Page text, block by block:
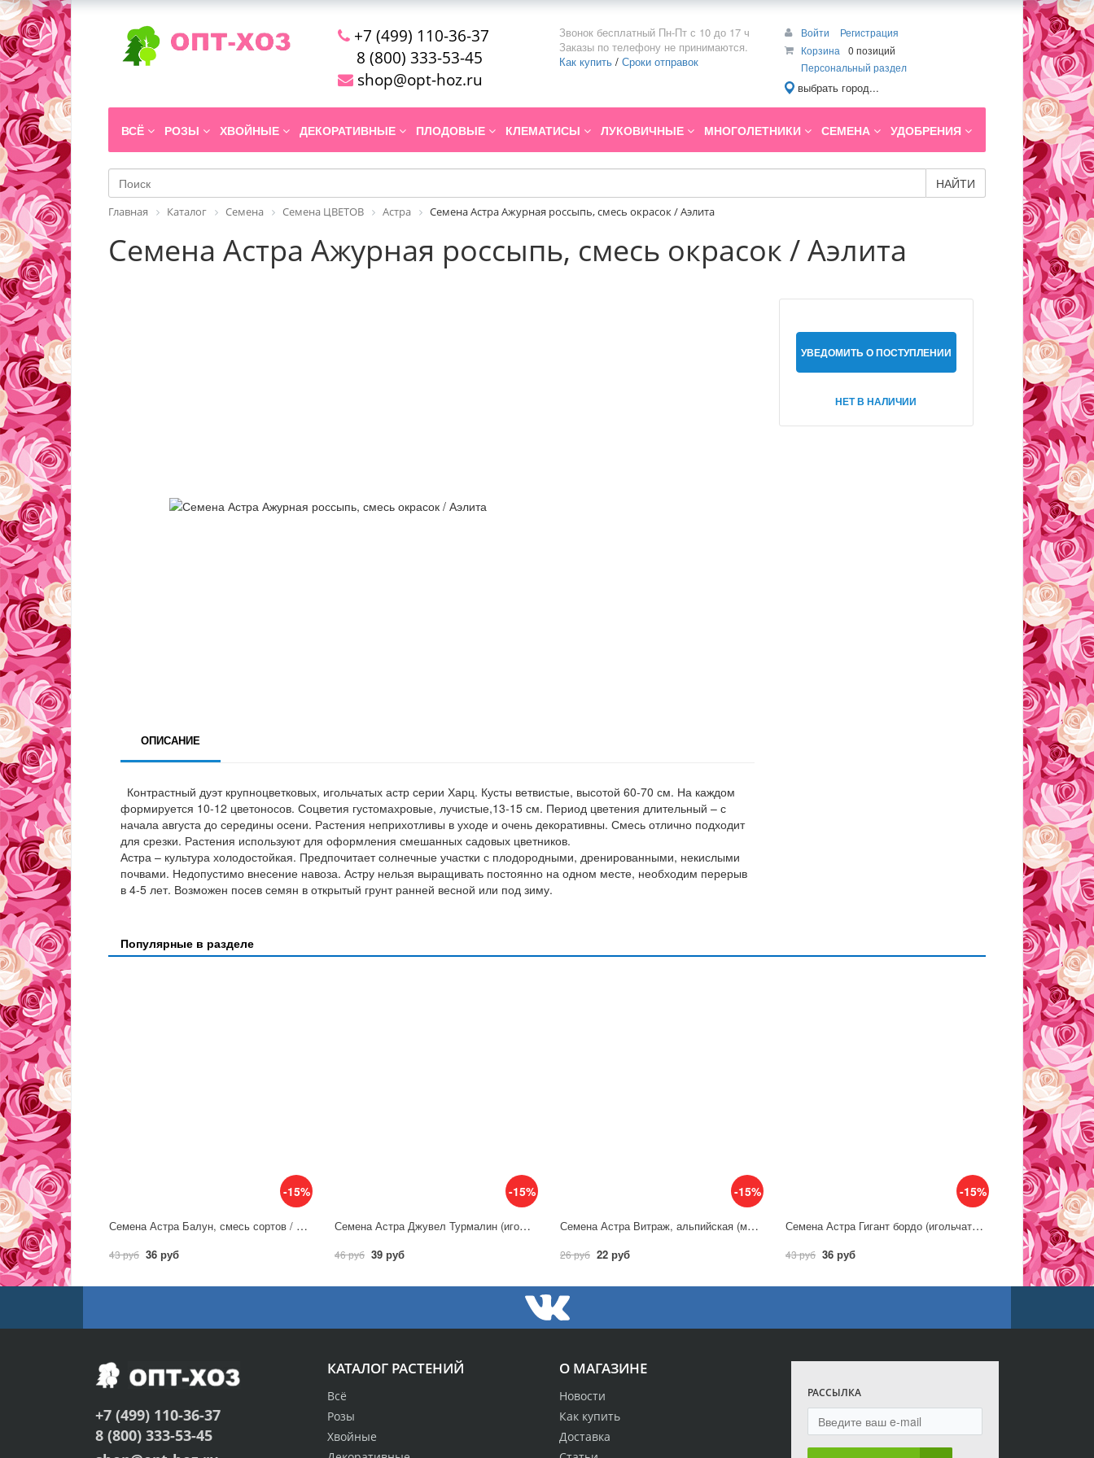
+7 (499) 110-36-37
8 (800) 333-53-45
shop@opt-hoz.ru
Звонок бесплатный Пн-Пт с 10 до 17 ч
Заказы по телефону не принимаются.
Как купить / Сроки отправок
Войти
Регистрация
Корзина
0 позиций
Персональный раздел
выбрать город...
ВСЁ РОЗЫ ХВОЙНЫЕ ДЕКОРАТИВНЫЕ ПЛОДОВЫЕ КЛЕМАТИСЫ ЛУКОВИЧНЫЕ МНОГОЛЕТНИКИ СЕМЕНА УДОБРЕНИЯ
НАЙТИ
Главная Каталог Семена Семена ЦВЕТОВ Астра Семена Астра Ажурная россыпь, смесь окрасок / Аэлита
Семена Астра Ажурная россыпь, смесь окрасок / Аэлита
УВЕДОМИТЬ О ПОСТУПЛЕНИИ
НЕТ В НАЛИЧИИ
ОПИСАНИЕ
Контрастный дуэт крупноцветковых, игольчатых астр серии Харц. Кусты ветвистые, высотой 60-70 см. На каждом
формируется 10-12 цветоносов. Соцветия густомахровые, лучистые,13-15 см. Период цветения длительный – с
начала августа до середины осени. Растения неприхотливы в уходе и очень декоративны. Смесь отлично подходит
для срезки. Растения используют для оформления смешанных садовых цветников.
Астра – культура холодостойкая. Предпочитает солнечные участки с плодородными, дренированными, некислыми
почвами. Недопустимо внесение навоза. Астру нельзя выращивать постоянно на одном месте, необходим перерыв
в 4-5 лет. Возможен посев семян в открытый грунт ранней весной или под зиму.
Популярные в разделе
-15%
Семена Астра Балун, смесь сортов / Аэлита
43 руб 36 руб
-15%
Семена Астра Джувел Турмалин (игольчато-коготковая) / Гавриш
46 руб 39 руб
-15%
Семена Астра Витраж, альпийская (многолетняя)/ Гавриш
26 руб 22 руб
-15%
Семена Астра Гигант бордо (игольчато-коготковая) / Гавриш
43 руб 36 руб
О МАГАЗИНЕ
Новости
Как купить
Доставка
КАТАЛОГ РАСТЕНИЙ
Всё
Розы
Хвойные
РАССЫЛКА
+7 (499) 110-36-37
8 (800) 333-53-45